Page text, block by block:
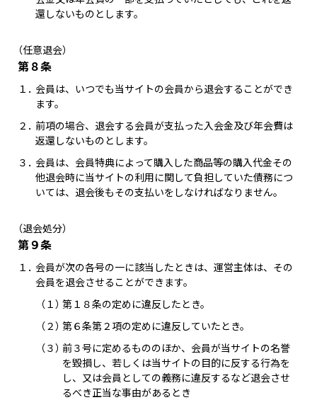
還しないものとします。
（任意退会）
第８条
１．会員は、いつでも当サイトの会員から退会することができ
ます。
２．前項の場合、退会する会員が支払った入会金及び年会費は
返還しないものとします。
３．会員は、会員特典によって購入した商品等の購入代金その
他退会時に当サイトの利用に関して負担していた債務につ
いては、退会後もその支払いをしなければなりません。
（退会処分）
第９条
１．会員が次の各号の一に該当したときは、運営主体は、その
会員を退会させることができます。
（１）第１８条の定めに違反したとき。
（２）第６条第２項の定めに違反していたとき。
（３）前３号に定めるもののほか、会員が当サイトの名誉
を毀損し、若しくは当サイトの目的に反する行為を
し、又は会員としての義務に違反するなど退会させ
るべき正当な事由があるとき